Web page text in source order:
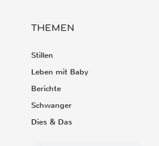
THEMEN
Stillen
Leben mit Baby
Berichte
Schwanger
Dies & Das